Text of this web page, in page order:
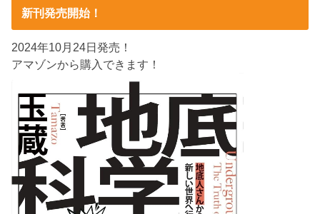
新刊発売開始！
2024年10月24日発売！
アマゾンから購入できます！